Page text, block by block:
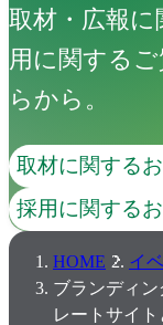
取材・広報
用に関する
らから。
取材に関する
採用に関する
HOME
イ
ブランディ
レートサイト